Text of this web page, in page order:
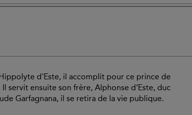
d'Este, il accomplit pour ce prince de
servit ensuite son frère, Alphonse d’Este, duc
Garfagnana, il se retira de la vie publique.